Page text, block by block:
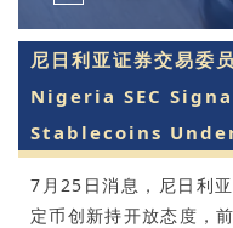
尼日利亚证券交易委
Nigeria SEC
Stablecoins
7月25日消息，尼日利
定币创新持开放态度，